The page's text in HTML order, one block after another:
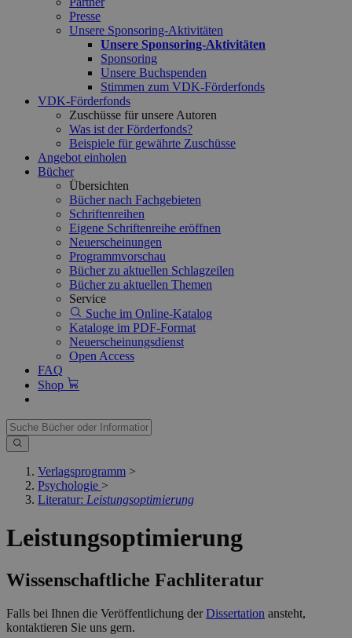
Presse
Unsere Sponsoring-Aktivitäten
Unsere Sponsoring-Aktivitäten
Sponsoring
Unsere Buchspenden
Stimmen zum VDK-Förderfonds
VDK-Förderfonds
Zuschüsse für unsere Autoren
Was ist der Förderfonds?
Beispiele für gewährte Zuschüsse
Angebot einholen
Bücher
Übersichten
Bücher nach Fachgebieten
Schriftenreihen
Eigene Schriftenreihe eröffnen
Neuerscheinungen
Programmvorschau
Bücher zu aktuellen Schlagzeilen
Bücher zu aktuellen Themen
Service
Suche im Online-Katalog
Kataloge im PDF-Format
Neuerscheinungsdienst
Open Access
FAQ
Shop
Verlagsprogramm >
Psychologie >
Literatur: Leistungsoptimierung
Leistungsoptimierung
Wissenschaftliche Fachliteratur
Falls bei Ihnen die Veröffentlichung derDissertation ansteht,
kontaktieren Sie uns gern.